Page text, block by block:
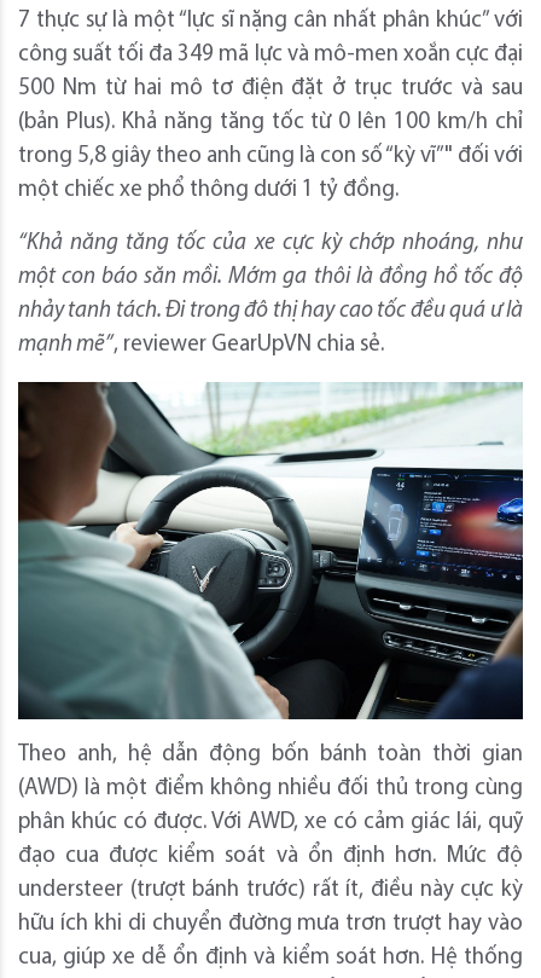
7 thực sự là một “lực sĩ nặng cân nhất phân khúc” với
công suất tối đa 349 mã lực và mô-men xoắn cực đại
500 Nm từ hai mô tơ điện đặt ở trục trước và sau
(bản Plus). Khả năng tăng tốc từ 0 lên 100 km/h chỉ
trong 5,8 giây theo anh cũng là con số “kỳ vĩ”" đối với
một chiếc xe phổ thông dưới 1 tỷ đồng.
“Khả năng tăng tốc của xe cực kỳ chớp nhoáng, như
một con báo săn mồi. Mớm ga thôi là đồng hồ tốc độ
nhảy tanh tách. Đi trong đô thị hay cao tốc đều quá ư là
mạnh mẽ”, reviewer GearUpVN chia sẻ.
Theo anh, hệ dẫn động bốn bánh toàn thời gian
(AWD) là một điểm không nhiều đối thủ trong cùng
phân khúc có được. Với AWD, xe có cảm giác lái, quỹ
đạo cua được kiểm soát và ổn định hơn. Mức độ
understeer (trượt bánh trước) rất ít, điều này cực kỳ
hữu ích khi di chuyển đường mưa trơn trượt hay vào
cua, giúp xe dễ ổn định và kiểm soát hơn. Hệ thống